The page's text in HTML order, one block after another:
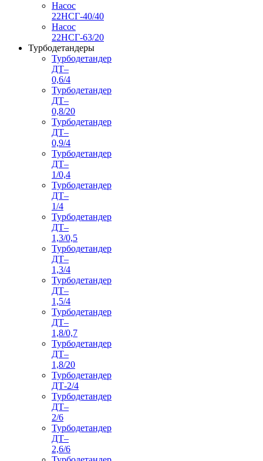
Насос
22НСГ-40/40
Насос
22НСГ-63/20
Турбодетандеры
Турбодетандер
ДТ–
0,6/4
Турбодетандер
ДТ–
0,8/20
Турбодетандер
ДТ–
0,9/4
Турбодетандер
ДТ–
1/0,4
Турбодетандер
ДТ–
1/4
Турбодетандер
ДТ–
1,3/0,5
Турбодетандер
ДТ–
1,3/4
Турбодетандер
ДТ–
1,5/4
Турбодетандер
ДТ–
1,8/0,7
Турбодетандер
ДТ–
1,8/20
Турбодетандер
ДТ-2/4
Турбодетандер
ДТ–
2/6
Турбодетандер
ДТ–
2,6/6